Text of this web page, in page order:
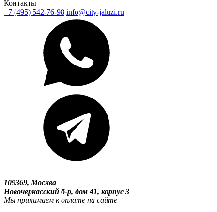
Контакты
+7 (495) 542-76-98 info@city-jaluzi.ru
109369, Москва
Новочеркасский б-р, дом 41, корпус 3
Мы принимаем к оплате на сайте